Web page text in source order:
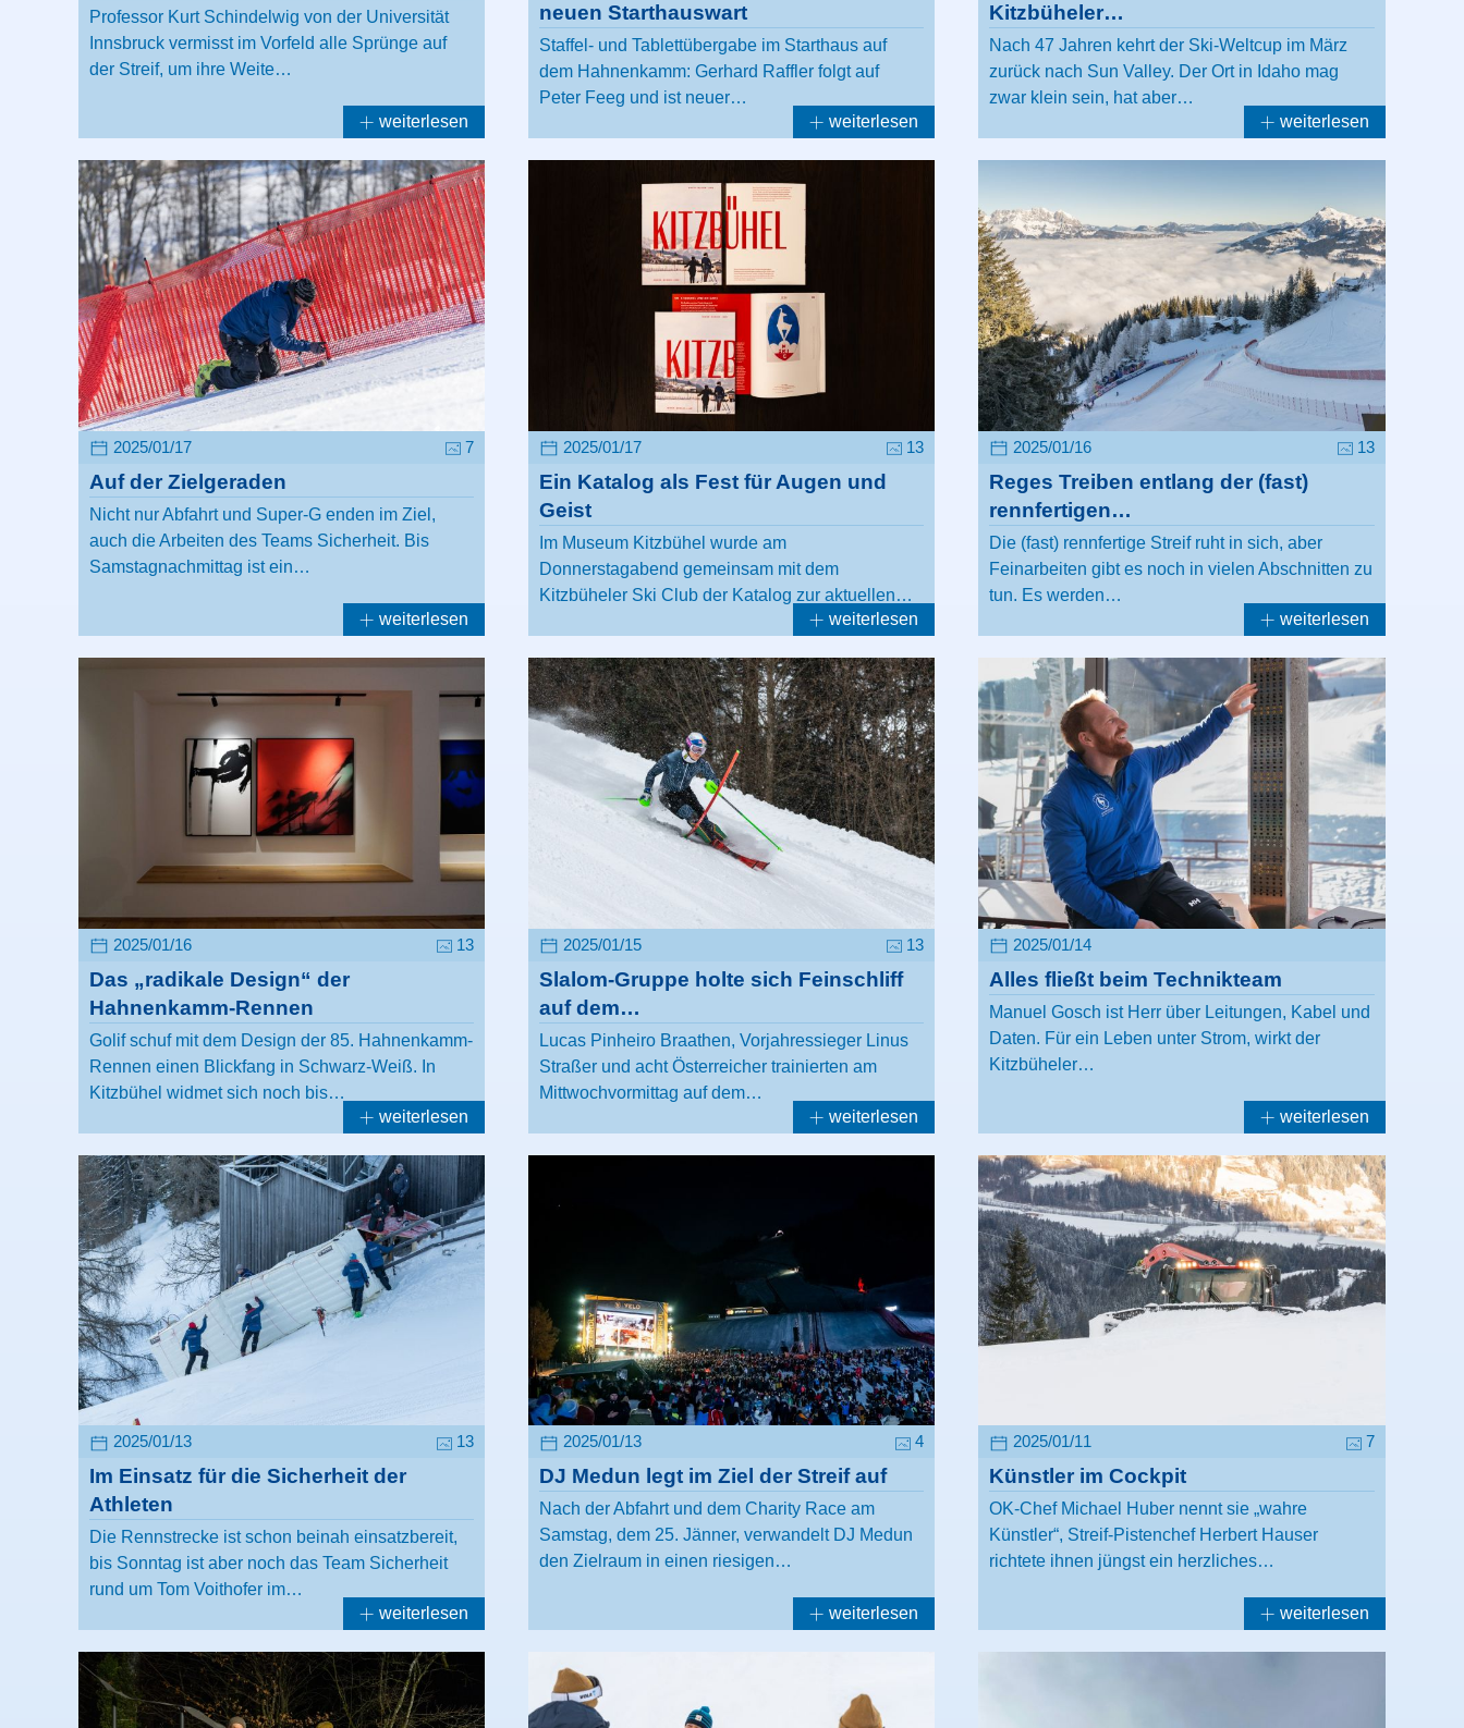
Professor Kurt Schindelwig von der Universität
Innsbruck vermisst im Vorfeld alle Sprünge auf
der Streif, um ihre Weite…
weiterlesen
neuen Starthauswart
Staffel- und Tablettübergabe im Starthaus auf
dem Hahnenkamm: Gerhard Raffler folgt auf
Peter Feeg und ist neuer…
weiterlesen
Kitzbüheler…
Nach 47 Jahren kehrt der Ski-Weltcup im März
zurück nach Sun Valley. Der Ort in Idaho mag
zwar klein sein, hat aber…
weiterlesen
2025/01/17 7
Auf der Zielgeraden
Nicht nur Abfahrt und Super-G enden im Ziel,
auch die Arbeiten des Teams Sicherheit. Bis
Samstagnachmittag ist ein…
weiterlesen
2025/01/17 13
Ein Katalog als Fest für Augen und
Geist
Im Museum Kitzbühel wurde am
Donnerstagabend gemeinsam mit dem
Kitzbüheler Ski Club der Katalog zur aktuellen…
weiterlesen
2025/01/16 13
Reges Treiben entlang der (fast)
rennfertigen…
Die (fast) rennfertige Streif ruht in sich, aber
Feinarbeiten gibt es noch in vielen Abschnitten zu
tun. Es werden…
weiterlesen
2025/01/16 13
Das „radikale Design“ der
Hahnenkamm-Rennen
Golif schuf mit dem Design der 85. Hahnenkamm-
Rennen einen Blickfang in Schwarz-Weiß. In
Kitzbühel widmet sich noch bis…
weiterlesen
2025/01/15 13
Slalom-Gruppe holte sich Feinschliff
auf dem…
Lucas Pinheiro Braathen, Vorjahressieger Linus
Straßer und acht Österreicher trainierten am
Mittwochvormittag auf dem…
weiterlesen
2025/01/14
Alles fließt beim Technikteam
Manuel Gosch ist Herr über Leitungen, Kabel und
Daten. Für ein Leben unter Strom, wirkt der
Kitzbüheler…
weiterlesen
2025/01/13 13
Im Einsatz für die Sicherheit der
Athleten
Die Rennstrecke ist schon beinah einsatzbereit,
bis Sonntag ist aber noch das Team Sicherheit
rund um Tom Voithofer im…
weiterlesen
2025/01/13 4
DJ Medun legt im Ziel der Streif auf
Nach der Abfahrt und dem Charity Race am
Samstag, dem 25. Jänner, verwandelt DJ Medun
den Zielraum in einen riesigen…
weiterlesen
2025/01/11 7
Künstler im Cockpit
OK-Chef Michael Huber nennt sie „wahre
Künstler“, Streif-Pistenchef Herbert Hauser
richtete ihnen jüngst ein herzliches…
weiterlesen